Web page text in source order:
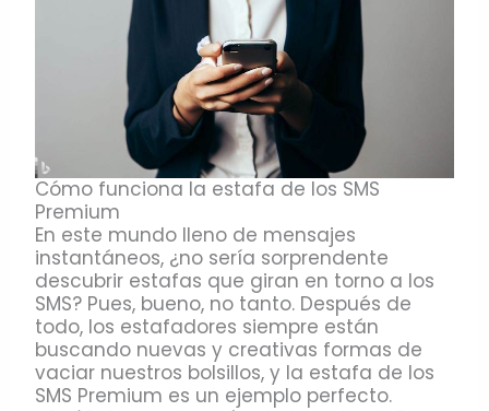
Cómo funciona la estafa de los SMS
Premium
En este mundo lleno de mensajes
instantáneos, ¿no sería sorprendente
descubrir estafas que giran en torno a los
SMS? Pues, bueno, no tanto. Después de
todo, los estafadores siempre están
buscando nuevas y creativas formas de
vaciar nuestros bolsillos, y la estafa de los
SMS Premium es un ejemplo perfecto.